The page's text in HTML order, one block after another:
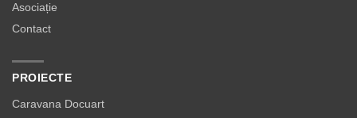
Asociație
Contact
PROIECTE
Caravana Docuart